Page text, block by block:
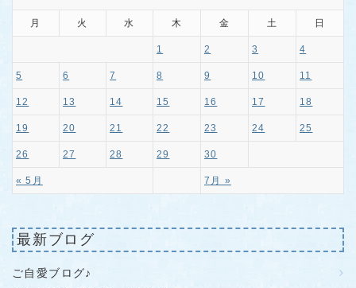
月 火 水 木 金 土 日
« 5月 7月 »
1 2 3 4
5 6 7 8 9 10 11
12 13 14 15 16 17 18
19 20 21 22 23 24 25
26 27 28 29 30
最新ブログ
ご自愛ブログ♪